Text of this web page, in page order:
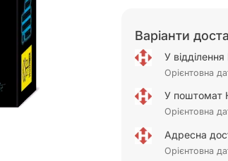
Варіанти
У
Орієнтовна
У поштомат
Орієнтовна
Адресна
Орієнтовна